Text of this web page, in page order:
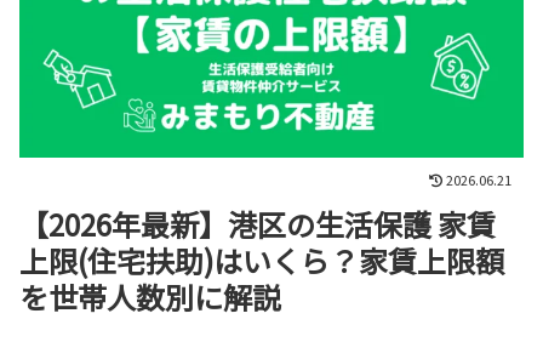
2026.06.21
【2026年最新】港区の生活保護 家賃
上限(住宅扶助)はいくら？家賃上限額
を世帯人数別に解説